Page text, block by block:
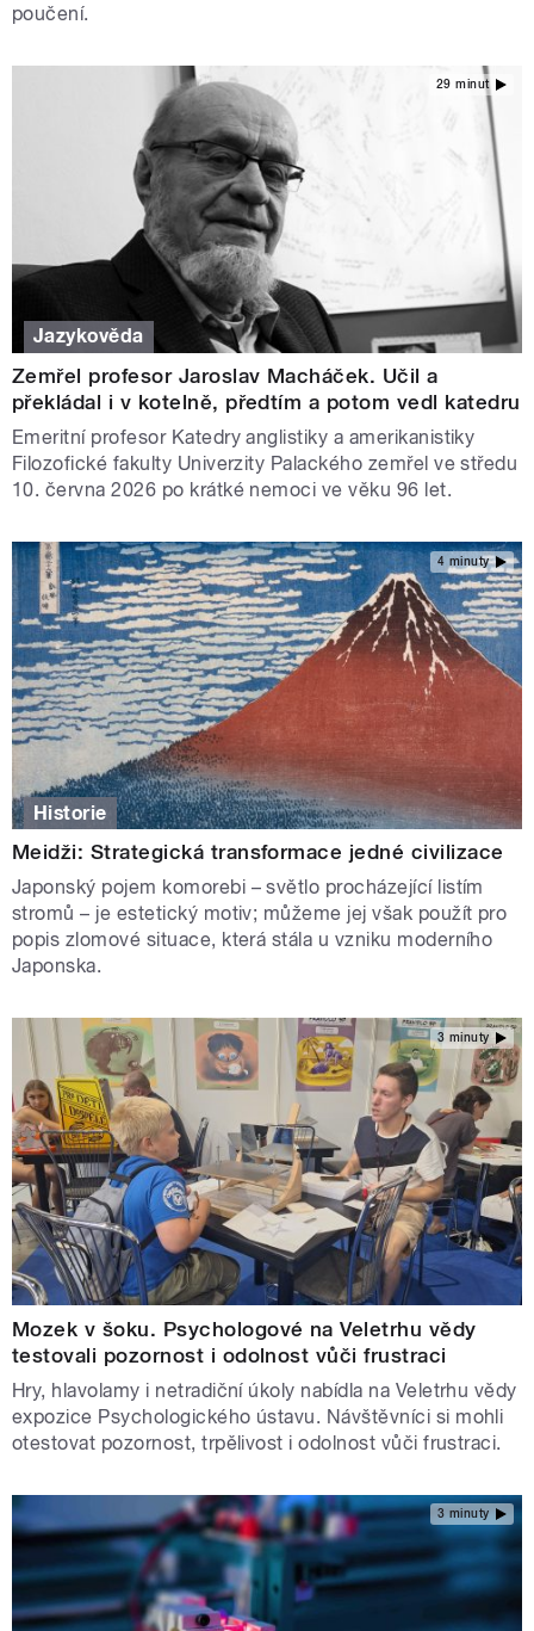
poučení.
29 minut
Jazykověda
Zemřel profesor Jaroslav Macháček. Učil a
překládal i v kotelně, předtím a potom vedl katedru
Emeritní profesor Katedry anglistiky a amerikanistiky
Filozofické fakulty Univerzity Palackého zemřel ve středu
10. června 2026 po krátké nemoci ve věku 96 let.
4 minuty
Historie
Meidži: Strategická transformace jedné civilizace
Japonský pojem komorebi – světlo procházející listím
stromů – je estetický motiv; můžeme jej však použít pro
popis zlomové situace, která stála u vzniku moderního
Japonska.
3 minuty
Mozek v šoku. Psychologové na Veletrhu vědy
testovali pozornost i odolnost vůči frustraci
Hry, hlavolamy i netradiční úkoly nabídla na Veletrhu vědy
expozice Psychologického ústavu. Návštěvníci si mohli
otestovat pozornost, trpělivost i odolnost vůči frustraci.
3 minuty